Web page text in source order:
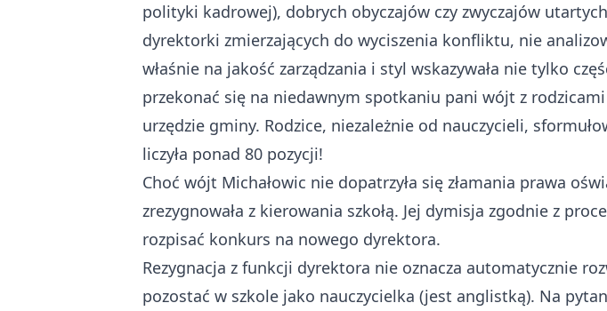
polityki kadrowej), dobrych obyczajów czy zwyczajów
dyrektorki zmierzających do wyciszenia konfliktu, nie
właśnie na jakość zarządzania i styl wskazywała nie tylko
przekonać się na niedawnym spotkaniu pani wójt z
urzędzie gminy. Rodzice, niezależnie od nauczycieli,
liczyła ponad 80 pozycji!
Choć wójt Michałowic nie dopatrzyła się złamania prawa
zrezygnowała z kierowania szkołą. Jej dymisja zgodnie z
rozpisać konkurs na nowego dyrektora.
Rezygnacja z funkcji dyrektora nie oznacza automatycznie
pozostać w szkole jako nauczycielka (jest anglistką). Na